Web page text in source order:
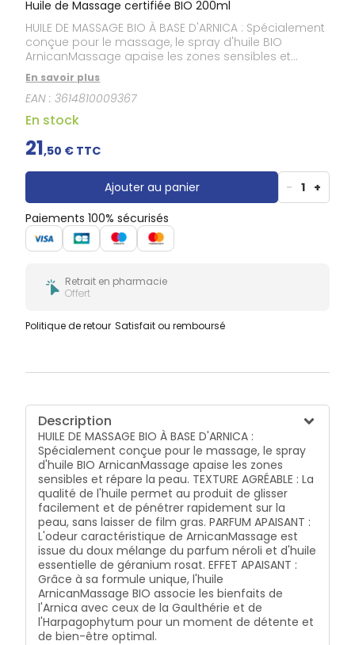
Huile de Massage certifiée BIO 200ml
HUILE DE MASSAGE BIO À BASE D'ARNICA : Spécialement
conçue pour le massage, le spray d'huile BIO
ArnicanMassage apaise les zones sensibles et
répare la peau.&nbsp;TEXTURE AGRÉABLE : La qualité
de l'huile permet au produit de glisser facilement et
de pénétrer rapidement sur la peau, sans laisser de
film gras. PARFUM APAISANT : L'odeur caractéristique
de ArnicanMassage est issue du doux mélange du
parfum néroli et d'huile essentielle de géranium
rosat.&nbsp;EFFET APAISANT :&nbsp; Grâce à sa
formule unique, l'huile ArnicanMassage BIO associe
les bienfaits de l'Arnica avec ceux de la Gaulthérie et
de l'Harpagophytum pour un moment de détente et
de bien-être optimal.
En savoir plus
EAN :3614810009367
En stock
21,50 € TTC
Ajouter au panier - 1 +
Paiements 100% sécurisés
Retrait en pharmacie
Offert
Politique de retour Satisfait ou remboursé
Description
HUILE DE MASSAGE BIO À BASE D'ARNICA :
Spécialement conçue pour le massage, le spray
d'huile BIO ArnicanMassage apaise les zones
sensibles et répare la peau. TEXTURE AGRÉABLE : La
qualité de l'huile permet au produit de glisser
facilement et de pénétrer rapidement sur la
peau, sans laisser de film gras. PARFUM APAISANT :
L'odeur caractéristique de ArnicanMassage est
issue du doux mélange du parfum néroli et d'huile
essentielle de géranium rosat. EFFET APAISANT :
Grâce à sa formule unique, l'huile
ArnicanMassage BIO associe les bienfaits de
l'Arnica avec ceux de la Gaulthérie et de
l'Harpagophytum pour un moment de détente et
de bien-être optimal.